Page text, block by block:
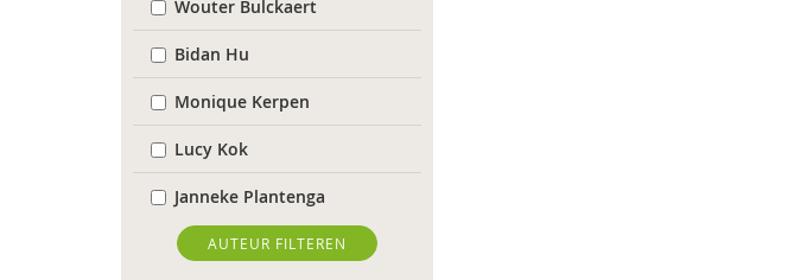
Wouter Bulckaert
Bidan Hu
Monique Kerpen
Lucy Kok
Janneke Plantenga
Martin van der Linden
AUTEUR FILTEREN